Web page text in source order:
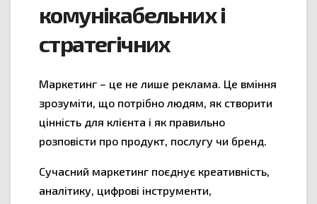
комунікабельних і
стратегічних
Маркетинг – це не лише реклама. Це вміння
зрозуміти, що потрібно людям, як створити
цінність для клієнта і як правильно
розповісти про продукт, послугу чи бренд.
Сучасний маркетинг поєднує креативність,
аналітику, цифрові інструменти,